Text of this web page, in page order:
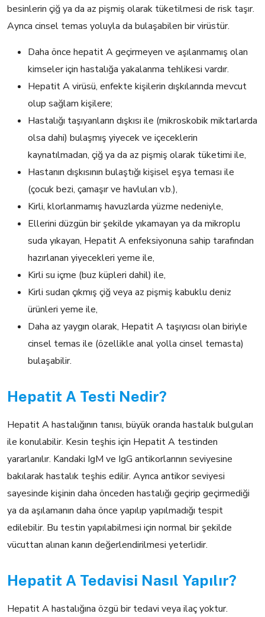
besinlerin çiğ ya da az pişmiş olarak tüketilmesi de risk taşır.
Ayrıca cinsel temas yoluyla da bulaşabilen bir virüstür.
Daha önce hepatit A geçirmeyen ve aşılanmamış olan
kimseler için hastalığa yakalanma tehlikesi vardır.
Hepatit A virüsü, enfekte kişilerin dışkılarında mevcut
olup sağlam kişilere;
Hastalığı taşıyanların dışkısı ile (mikroskobik miktarlarda
olsa dahi) bulaşmış yiyecek ve içeceklerin
kaynatılmadan, çiğ ya da az pişmiş olarak tüketimi ile,
Hastanın dışkısının bulaştığı kişisel eşya teması ile
(çocuk bezi, çamaşır ve havluları v.b.),
Kirli, klorlanmamış havuzlarda yüzme nedeniyle,
Ellerini düzgün bir şekilde yıkamayan ya da mikroplu
suda yıkayan, Hepatit A enfeksiyonuna sahip tarafından
hazırlanan yiyecekleri yeme ile,
Kirli su içme (buz küpleri dahil) ile,
Kirli sudan çıkmış çiğ veya az pişmiş kabuklu deniz
ürünleri yeme ile,
Daha az yaygın olarak, Hepatit A taşıyıcısı olan biriyle
cinsel temas ile (özellikle anal yolla cinsel temasta)
bulaşabilir.
Hepatit A Testi Nedir?
Hepatit A hastalığının tanısı, büyük oranda hastalık bulguları
ile konulabilir. Kesin teşhis için Hepatit A testinden
yararlanılır. Kandaki IgM ve IgG antikorlarının seviyesine
bakılarak hastalık teşhis edilir. Ayrıca antikor seviyesi
sayesinde kişinin daha önceden hastalığı geçirip geçirmediği
ya da aşılamanın daha önce yapılıp yapılmadığı tespit
edilebilir. Bu testin yapılabilmesi için normal bir şekilde
vücuttan alınan kanın değerlendirilmesi yeterlidir.
Hepatit A Tedavisi Nasıl Yapılır?
Hepatit A hastalığına özgü bir tedavi veya ilaç yoktur.